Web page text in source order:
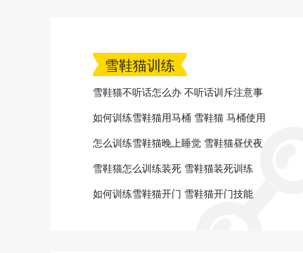
雪鞋猫训练
雪鞋猫不听话怎么办 不听话训斥注意事
项
如何训练雪鞋猫用马桶 雪鞋猫 马桶使用
训练
怎么训练雪鞋猫晚上睡觉 雪鞋猫昼伏夜
出习惯更改训练
雪鞋猫怎么训练装死 雪鞋猫装死训练
如何训练雪鞋猫开门 雪鞋猫开门技能